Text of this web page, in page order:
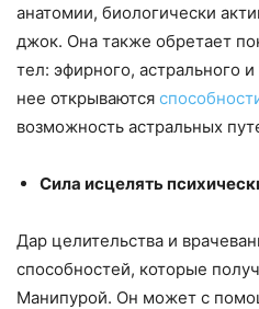
анатомии, биологически
джок. Она также обретает
тел: эфирного, астрального
нее открываются
возможность астральных
Сила исцелять
Дар целительства и
способностей, которые
Манипурой. Он может с